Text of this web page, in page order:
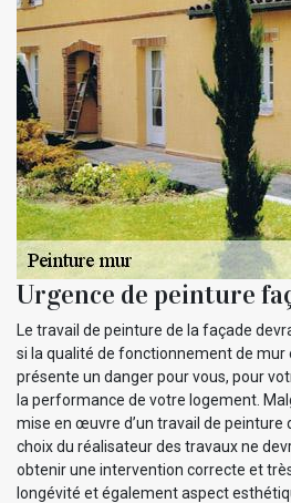
Urgence de peinture
Le travail de peinture de la façade
si la qualité de fonctionnement de mur
présente un danger pour vous, pour
la performance de votre logement.
mise en œuvre d’un travail de peinture
choix du réalisateur des travaux ne
obtenir une intervention correcte et
longévité et également aspect